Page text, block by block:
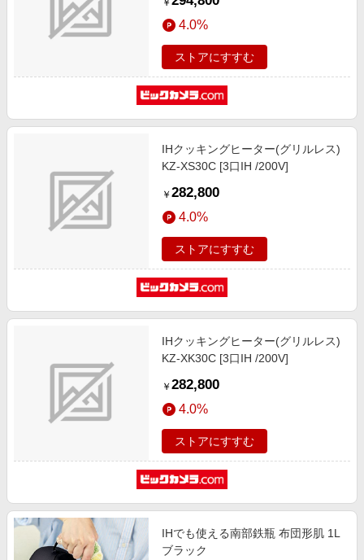
￥
4.0%
ストアにすすむ
IHクッキングヒーター(グリルレス)
KZ-XS30C [3口IH /200V]
￥ 282,800
4.0%
ストアにすすむ
IHクッキングヒーター(グリルレス)
KZ-XK30C [3口IH /200V]
￥ 282,800
4.0%
ストアにすすむ
IHでも使える南部鉄瓶 布団形肌 1L
ブラック